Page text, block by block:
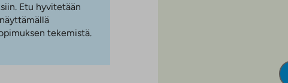
Etu hyvitetään
tekemistä.